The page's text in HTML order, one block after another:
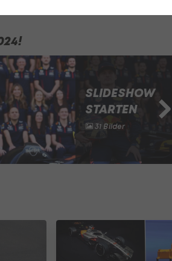
SLIDESHOW
STARTEN
31 Bilder